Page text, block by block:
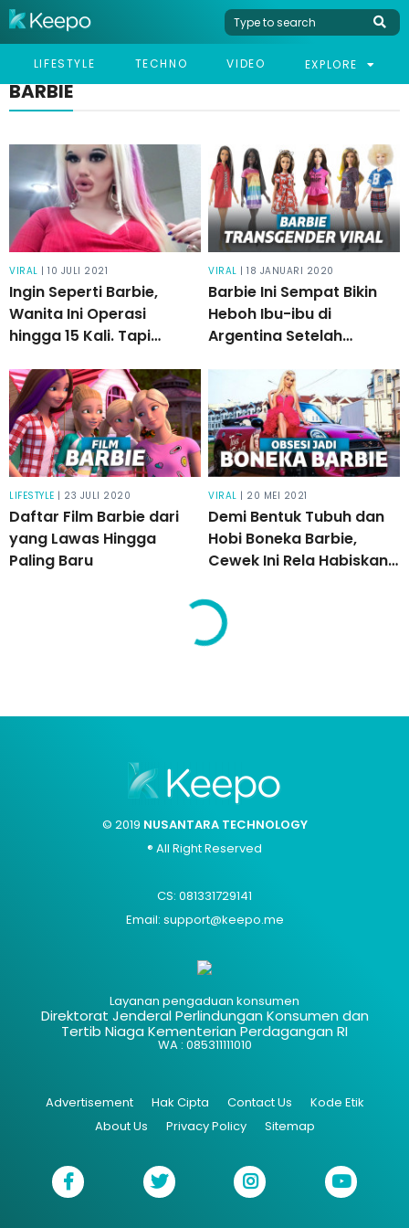
LIFESTYLE TECHNO VIDEO EXPLORE
BARBIE
VIRAL | 10 JULI 2021
Ingin Seperti Barbie,
Wanita Ini Operasi
hingga 15 Kali. Tapi
Mirip Bebek!
VIRAL | 18 JANUARI 2020
Barbie Ini Sempat Bikin
Heboh Ibu-ibu di
Argentina Setelah
LIFESTYLE | 23 JULI 2020
Daftar Film Barbie dari
yang Lawas Hingga
Paling Baru
VIRAL | 20 MEI 2021
Demi Bentuk Tubuh dan
Hobi Boneka Barbie,
Cewek Ini Rela Habiskan
© 2019 NUSANTARA TECHNOLOGY
® All Right Reserved
CS: 081331729141
Email: support@keepo.me
Layanan pengaduan konsumen
Direktorat Jenderal Perlindungan Konsumen dan
Tertib Niaga Kementerian Perdagangan RI
WA : 085311111010
Advertisement Hak Cipta Contact Us
Kode Etik
About Us
Privacy Policy Sitemap